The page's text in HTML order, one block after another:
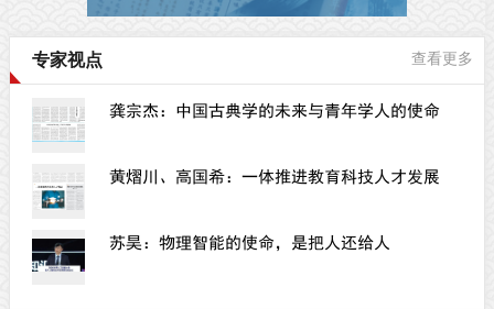
专家视点 查看更多
龚宗杰：中国古典学的未来与青年学人的使命
黄熠川、高国希：一体推进教育科技人才发展
苏昊：物理智能的使命，是把人还给人